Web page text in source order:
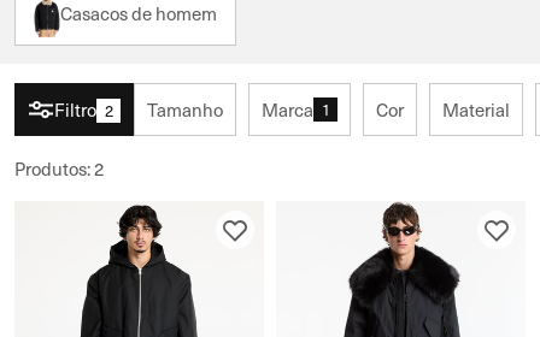
Casacos de homem
Filtro 2 Tamanho Marca 1 Cor Material
Produtos:2